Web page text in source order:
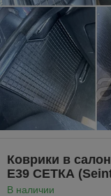
Коврики в
Е39 СЕТКА
В наличии